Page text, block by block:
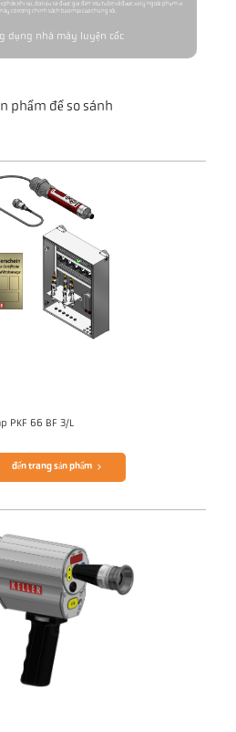
Khi tải, dữ liệu sẽ được gửi đến YouTube và được xử lý ngoài phạm vi
có trong chính sách bảo mật của chúng tôi.
dụng nhà máy luyện cốc
phẩm để so sánh
PKF 66 BF 3/LQuestionnaire Radiation Pyrometers
đến trang sản phẩm